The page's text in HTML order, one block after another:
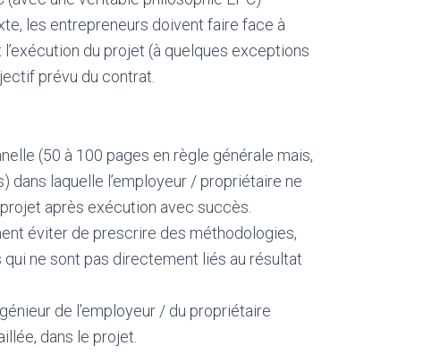
les entrepreneurs doivent faire face à
du projet (à quelques exceptions
prévu du contrat.
(50 à 100 pages en règle générale mais,
dans laquelle l’employeur / propriétaire ne
après exécution avec succès.
éviter de prescrire des méthodologies,
ne sont pas directement liés au résultat
de l’employeur / du propriétaire
dans le projet.